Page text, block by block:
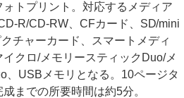
トプリント。対応するメディア
R/CD-RW、CFカード、SD/mini
チャーカード、スマートメディ
クロ/メモリースティックDuo/メ
、USBメモリとなる。10ページタ
までの所要時間は約5分。